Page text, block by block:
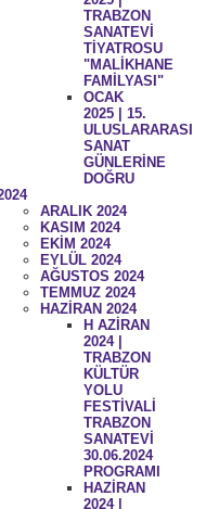
TRABZON
SANATEVİ
TİYATROSU
"MALİKHANE
FAMİLYASI"
OCAK
2025 | 15.
ULUSLARARASI
SANAT
GÜNLERİNE
DOĞRU
ARALIK 2024
KASIM 2024
EKİM 2024
EYLÜL 2024
AĞUSTOS 2024
TEMMUZ 2024
HAZİRAN 2024
H AZİRAN
2024 |
TRABZON
KÜLTÜR
YOLU
FESTİVALİ
TRABZON
SANATEVİ
30.06.2024
PROGRAMI
HAZİRAN
2024 |